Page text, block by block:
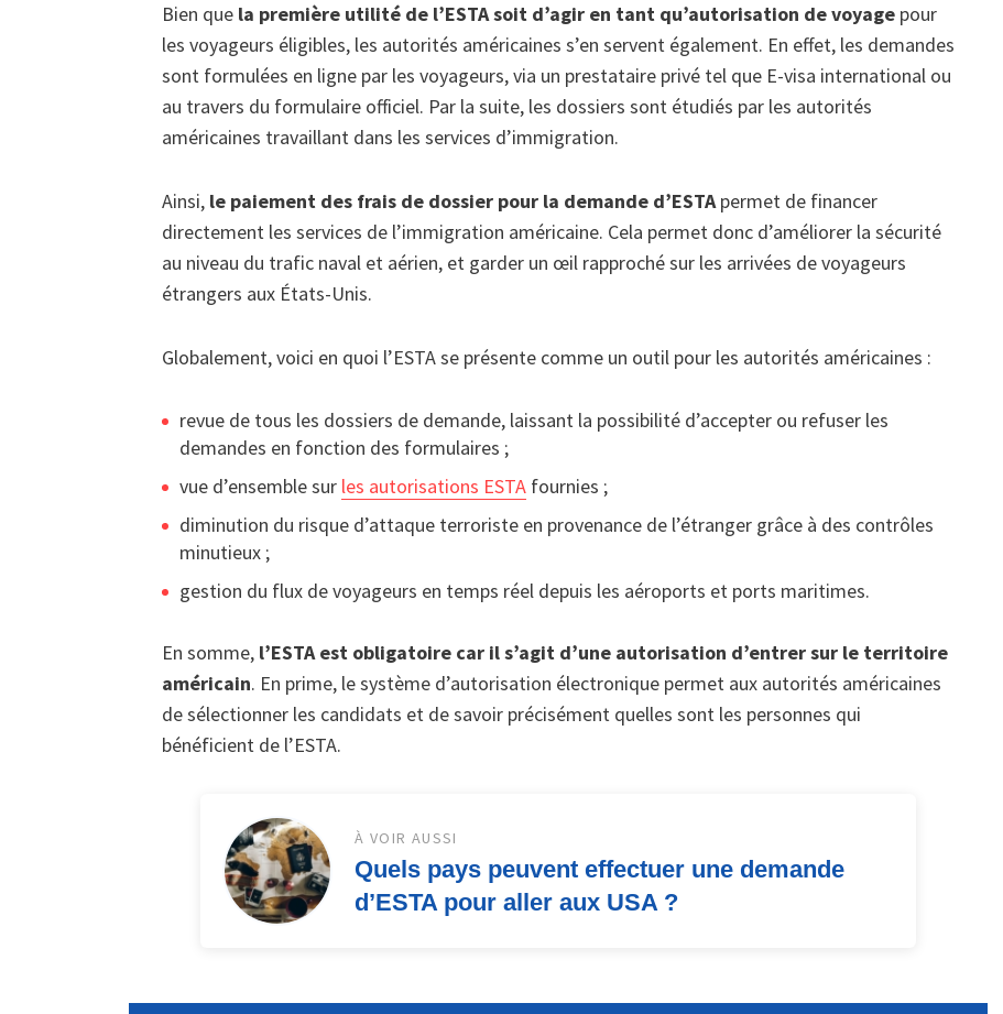
Bien que la première utilité de l’ESTA soit d’agir en tant qu’autorisation de voyage pour
les voyageurs éligibles, les autorités américaines s’en servent également. En effet, les demandes
sont formulées en ligne par les voyageurs, via un prestataire privé tel que E-visa international ou
au travers du formulaire officiel. Par la suite, les dossiers sont étudiés par les autorités
américaines travaillant dans les services d’immigration.
Ainsi, le paiement des frais de dossier pour la demande d’ESTApermet de financer
directement les services de l’immigration américaine. Cela permet donc d’améliorer la sécurité
au niveau du trafic naval et aérien, et garder un œil rapproché sur les arrivées de voyageurs
étrangers aux États-Unis.
Globalement, voici en quoi l’ESTA se présente comme un outil pour les autorités américaines :
revue de tous les dossiers de demande, laissant la possibilité d’accepter ou refuser les
demandes en fonction des formulaires ;
vue d’ensemble sur les autorisations ESTA fournies ;
diminution du risque d’attaque terroriste en provenance de l’étranger grâce à des contrôles
minutieux ;
gestion du flux de voyageurs en temps réel depuis les aéroports et ports maritimes.
En somme, l’ESTA est obligatoire car il s’agit d’une autorisation d’entrer sur le territoire
américain. En prime, le système d’autorisation électronique permet aux autorités américaines
de sélectionner les candidats et de savoir précisément quelles sont les personnes qui
bénéficient de l’ESTA.
À VOIR AUSSI
Quels pays peuvent effectuer une demande
d’ESTA pour aller aux USA ?